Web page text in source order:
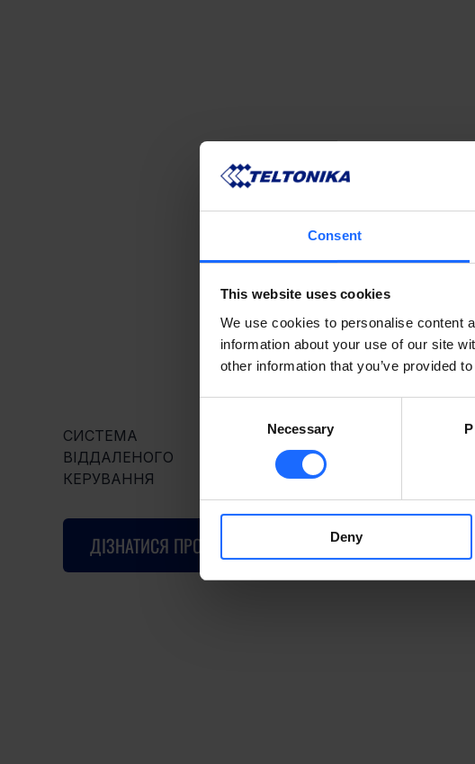
Consent
This website uses cookies
We use cookies to personalise content
information about your use of our site
other information that you’ve provided
Necessary
Deny
СИСТЕМА
ВІДДАЛЕНОГО
КЕРУВАННЯ
ДІЗНАТИСЯ ПРО RMS